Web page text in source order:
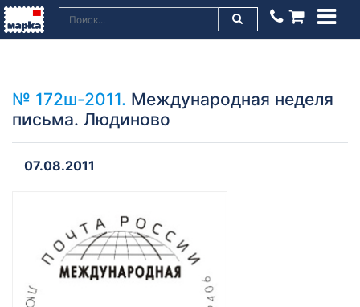
№ 172ш-2011. Международная неделя
письма. Людиново
07.08.2011